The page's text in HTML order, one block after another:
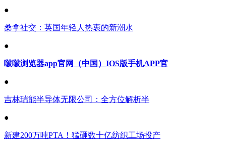
●
桑拿社交：英国年轻人热衷的新潮水
●
啵啵浏览器app官网（中国）IOS版手机APP官
●
吉林瑞能半导体无限公司：全方位解析半
●
新建200万吨PTA！猛砸数十亿纺织工场投产